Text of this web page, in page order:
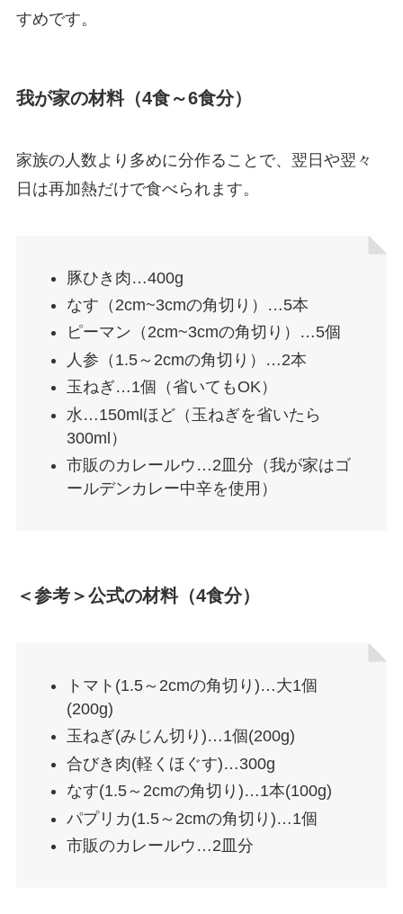
すめです。
我が家の材料（4食～6食分）
家族の人数より多めに分作ることで、翌日や翌々
日は再加熱だけで食べられます。
豚ひき肉…400g
なす（2cm~3cmの角切り）…5本
ピーマン（2cm~3cmの角切り）…5個
人参（1.5～2cmの角切り）…2本
玉ねぎ…1個（省いてもOK）
水…150mlほど（玉ねぎを省いたら
300ml）
市販のカレールウ…2皿分（我が家はゴ
ールデンカレー中辛を使用）
＜参考＞公式の材料（4食分）
トマト(1.5～2cmの角切り)…大1個
(200g)
玉ねぎ(みじん切り)…1個(200g)
合びき肉(軽くほぐす)…300g
なす(1.5～2cmの角切り)…1本(100g)
パプリカ(1.5～2cmの角切り)…1個
市販のカレールウ…2皿分